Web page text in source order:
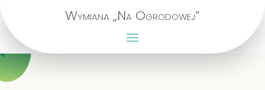
Wymiana „Na Ogrodowej”